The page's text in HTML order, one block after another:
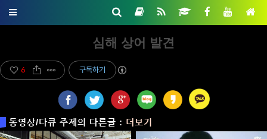
심해 상어 발견
6 구독하기
동영상/다큐 주제의 다른글 : 더보기